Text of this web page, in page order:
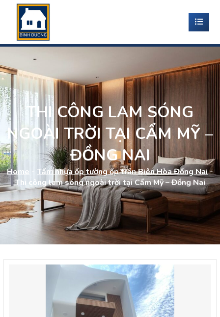
THI CÔNG LAM SÓNG
NGOÀI TRỜI TẠI CẨM MỸ –
ĐỒNG NAI
Home - Tấm nhựa ốp tường ốp trần Biên Hòa Đồng Nai-
Thi công lam sóng ngoài trời tại Cẩm Mỹ – Đồng Nai